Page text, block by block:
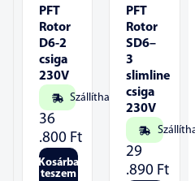
PFT
Rotor
D6-2
csiga
230V
Szállítható
36
.800 Ft
Kosárba
teszem
PFT
Rotor
SD6–
3
slimline
csiga
230V
29
.890 Ft